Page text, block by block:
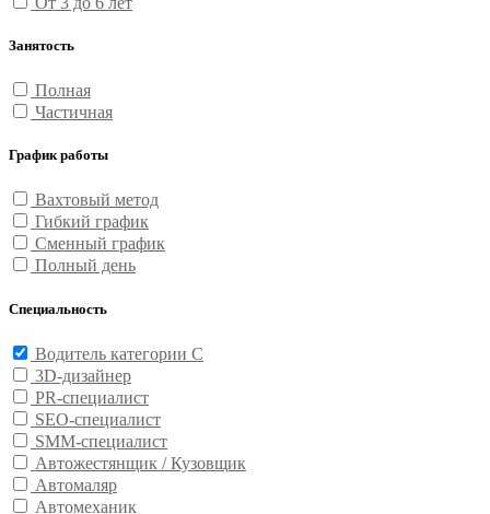
Занятость
Полная
Частичная
График работы
Вахтовый метод
Гибкий график
Сменный график
Полный день
Специальность
Водитель категории С
3D-дизайнер
PR-специалист
SEO-специалист
SMM-специалист
Автожестянщик / Кузовщик
Автомаляр
Автомеханик